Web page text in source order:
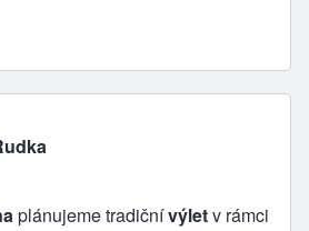
plánujeme tradičnívýletv rámci